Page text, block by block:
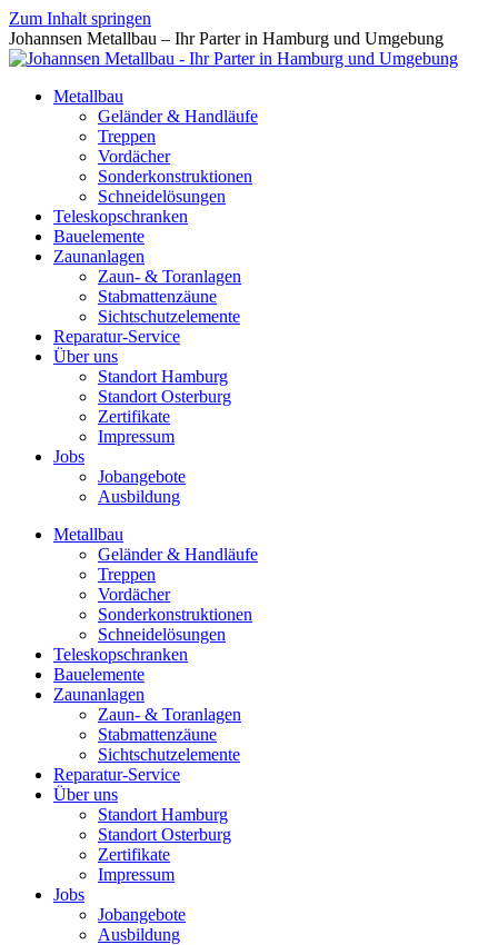
Zum Inhalt springen
Johannsen Metallbau – Ihr Parter in Hamburg und Umgebung
Metallbau
Geländer & Handläufe
Treppen
Vordächer
Sonderkonstruktionen
Schneidelösungen
Teleskopschranken
Bauelemente
Zaunanlagen
Zaun- & Toranlagen
Stabmattenzäune
Sichtschutzelemente
Reparatur-Service
Über uns
Standort Hamburg
Standort Osterburg
Zertifikate
Impressum
Jobs
Jobangebote
Ausbildung
Metallbau
Geländer & Handläufe
Treppen
Vordächer
Sonderkonstruktionen
Schneidelösungen
Teleskopschranken
Bauelemente
Zaunanlagen
Zaun- & Toranlagen
Stabmattenzäune
Sichtschutzelemente
Reparatur-Service
Über uns
Standort Hamburg
Standort Osterburg
Zertifikate
Impressum
Jobs
Jobangebote
Ausbildung